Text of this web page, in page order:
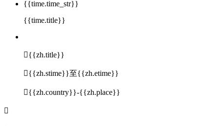
{{time.time_str}}
{{time.title}}
{{zh.title}}
{{zh.stime}}至{{zh.etime}}
{{zh.country}}-{{zh.place}}
